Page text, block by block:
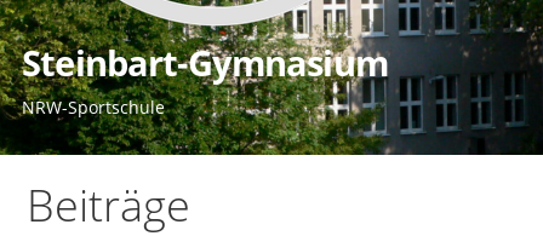
Steinbart-Gymnasium
NRW-Sportschule
Beiträge